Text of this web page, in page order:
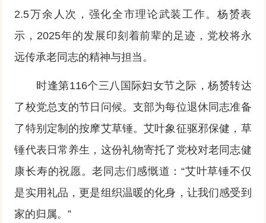
2.5万余人次，强化全市理论武装工作。杨赟表
示，2025年的发展印刻着前辈的足迹，党校将永
远传承老同志的精神与担当。
时逢第116个三八国际妇女节之际，杨赟转达
了校党总支的节日问候。支部为每位退休同志准备
了特别定制的按摩艾草锤。艾叶象征驱邪保健，草
锤代表日常养生，这份礼物寄托了党校对老同志健
康长寿的祝愿。老同志们感慨道：“艾叶草锤不仅
是实用礼品，更是组织温暖的化身，让我们感受到
家的归属。”